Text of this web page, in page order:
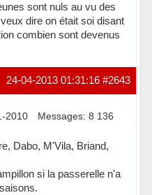
sont nuls au vu des
dire on était soi disant
combien sont devenus
#2643
24-04-2013 01:31:16
2010 Messages: 8 136
Dabo, M'Vila, Briand,
si la passerelle n'a